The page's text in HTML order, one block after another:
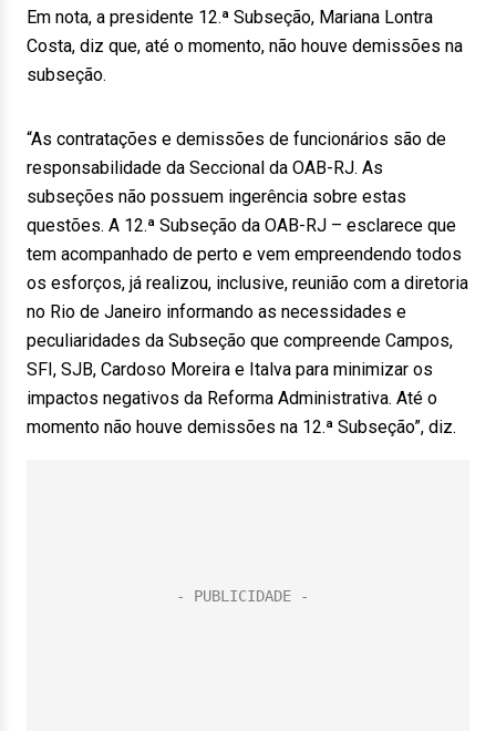
Em nota, a presidente 12.ª Subseção, Mariana Lontra
Costa, diz que, até o momento, não houve demissões na
subseção.
“As contratações e demissões de funcionários são de
responsabilidade da Seccional da OAB-RJ. As
subseções não possuem ingerência sobre estas
questões. A 12.ª Subseção da OAB-RJ – esclarece que
tem acompanhado de perto e vem empreendendo todos
os esforços, já realizou, inclusive, reunião com a diretoria
no Rio de Janeiro informando as necessidades e
peculiaridades da Subseção que compreende Campos,
SFI, SJB, Cardoso Moreira e Italva para minimizar os
impactos negativos da Reforma Administrativa. Até o
momento não houve demissões na 12.ª Subseção”, diz.